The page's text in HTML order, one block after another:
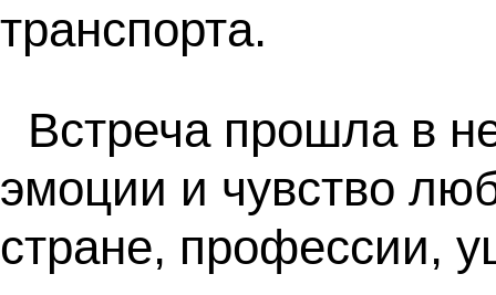
транспорта.
Встреча прошла в
эмоции и чувство
стране, профессии,